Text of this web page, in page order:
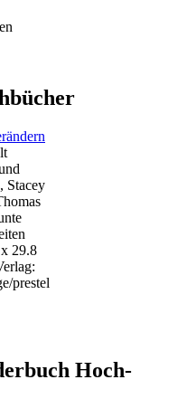
Stacey
29.8
prestel
Hoch-